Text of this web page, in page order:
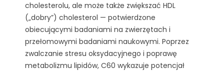
cholesterolu, ale może także zwiększać HDL
(„dobry”) cholesterol — potwierdzone
obiecującymi badaniami na zwierzętach i
przełomowymi badaniami naukowymi. Poprzez
zwalczanie stresu oksydacyjnego i poprawę
metabolizmu lipidów, C60 wykazuje potencjał